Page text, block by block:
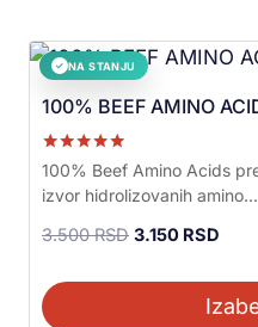
✓ NA STANJU
100% BEEF AMINO
Ocenjeno sa
5.00
od 5
100% Beef Amino Acids
izvor hidrolizovanih amino...
3.500RSD 3.150 RSD